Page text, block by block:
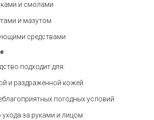
и смолами
и мазутом
средствами
подходит для:
и раздраженной кожей
погодных условий
ухода за руками и лицом